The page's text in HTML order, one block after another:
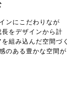
ンにこだわりなが
をデザインから計
組み込んだ空間づく
のある豊かな空間が